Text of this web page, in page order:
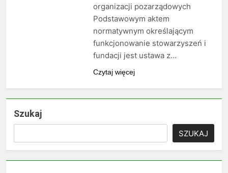
organizacji pozarządowych
Podstawowym aktem
normatywnym określającym
funkcjonowanie stowarzyszeń i
fundacji jest ustawa z…
Czytaj więcej
Szukaj
SZUKAJ